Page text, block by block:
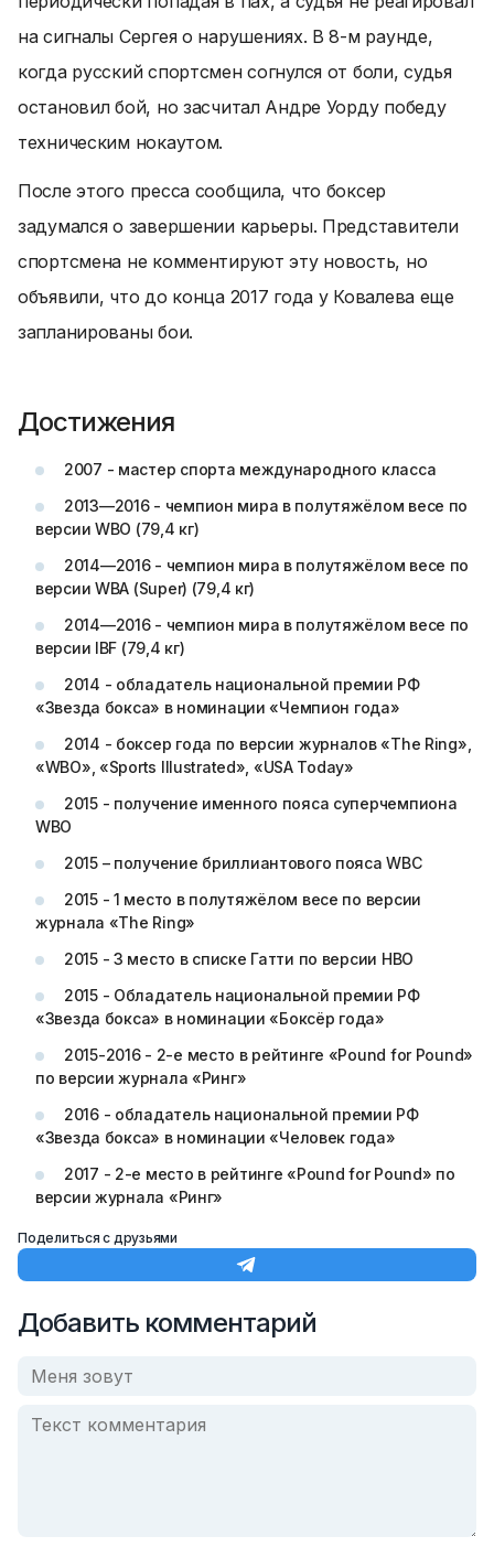
на сигналы Сергея о нарушениях. В 8-м раунде,
когда русский спортсмен согнулся от боли, судья
остановил бой, но засчитал Андре Уорду победу
техническим нокаутом.
После этого пресса сообщила, что боксер
задумался о завершении карьеры. Представители
спортсмена не комментируют эту новость, но
объявили, что до конца 2017 года у Ковалева еще
запланированы бои.
Достижения
2007 - мастер спорта международного класса
2013—2016 - чемпион мира в полутяжёлом весе по
версии WBO (79,4 кг)
2014—2016 - чемпион мира в полутяжёлом весе по
версии WBA (Super) (79,4 кг)
2014—2016 - чемпион мира в полутяжёлом весе по
версии IBF (79,4 кг)
2014 - обладатель национальной премии РФ
«Звезда бокса» в номинации «Чемпион года»
2014 - боксер года по версии журналов «The Ring»,
«WBO», «Sports Illustrated», «USA Today»
2015 - получение именного пояса суперчемпиона
WBO
2015 – получение бриллиантового пояса WBC
2015 - 1 место в полутяжёлом весе по версии
журнала «The Ring»
2015 - 3 место в списке Гатти по версии HBO
2015 - Обладатель национальной премии РФ
«Звезда бокса» в номинации «Боксёр года»
2015-2016 - 2-е место в рейтинге «Pound for Pound»
по версии журнала «Ринг»
2016 - обладатель национальной премии РФ
«Звезда бокса» в номинации «Человек года»
2017 - 2-е место в рейтинге «Pound for Pound» по
версии журнала «Ринг»
Поделиться с друзьями
Добавить комментарий